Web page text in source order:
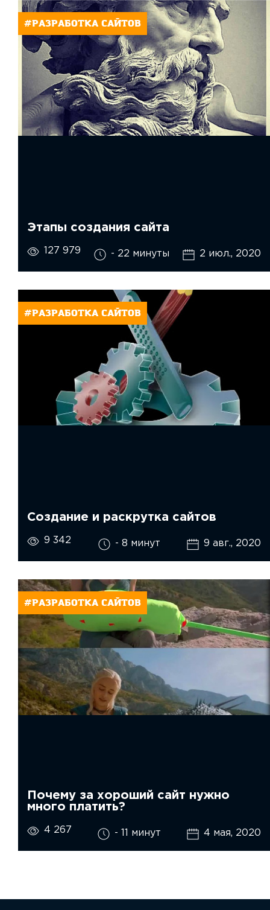
#РАЗРАБОТКА САЙТОВ
Этапы создания сайта
127 979 - 22 минуты 2 июл., 2020
#РАЗРАБОТКА САЙТОВ
Создание и раскрутка сайтов
9 342 - 8 минут 9 авг., 2020
#РАЗРАБОТКА САЙТОВ
Почему за хороший сайт нужно
много платить?
4 267 - 11 минут 4 мая, 2020